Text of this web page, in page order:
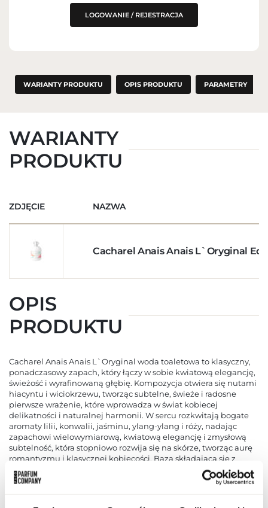
LOGOWANIE / REJESTRACJA
WARIANTY PRODUKTU OPIS PRODUKTU PARAMETRY
WARIANTY
PRODUKTU
ZDJĘCIE NAZWA
Cacharel Anais Anais L`Oryginal
OPIS
PRODUKTU
Cacharel Anais Anais L`Oryginal woda toaletowa to klasyczny,
ponadczasowy zapach, który łączy w sobie kwiatową elegancję,
świeżość i wyrafinowaną głębię. Kompozycja otwiera się nutami
hiacyntu i wiciokrzewu, tworząc subtelne, świeże i radosne
pierwsze wrażenie, które wprowadza w świat kobiecej
delikatności i naturalnej harmonii. W sercu rozkwitają bogate
aromaty lilii, konwalii, jaśminu, ylang-ylang i róży, nadając
zapachowi wielowymiarową, kwiatową elegancję i zmysłową
subtelność, która stopniowo rozwija się na skórze, tworząc aurę
romantyzmu i klasycznej kobiecości. Baza składająca się z
mchu, piżma, wetywerii, drzewa sandałowego i czarnej
porzeczki wprowadza ciepło, trwałość i głębię, podkreślając